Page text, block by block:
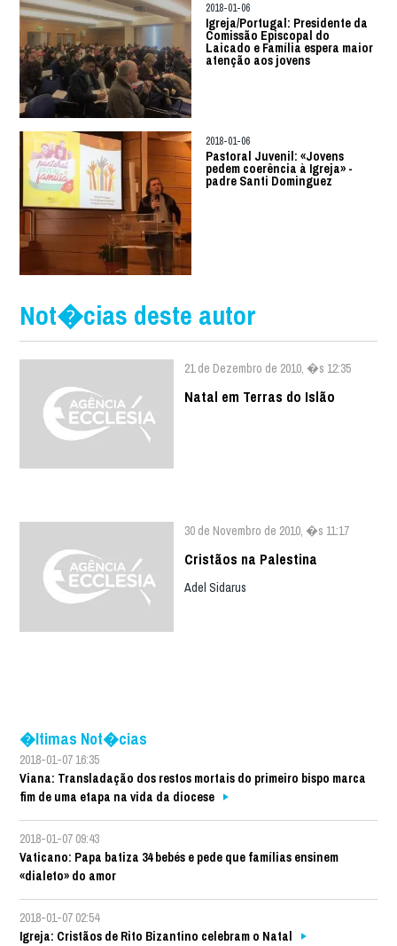
2018-01-06
Igreja/Portugal: Presidente da
Comissão Episcopal do
Laicado e Família espera maior
atenção aos jovens
2018-01-06
Pastoral Juvenil: «Jovens
pedem coerência à Igreja» -
padre Santi Dominguez
Not�cias deste autor
21 de Dezembro de 2010, �s 12:35
Natal em Terras do Islão
30 de Novembro de 2010, �s 11:17
Cristãos na Palestina
Adel Sidarus
�ltimas Not�cias
2018-01-07 16:35
Viana: Transladação dos restos mortais do primeiro bispo marca
fim de uma etapa na vida da diocese
2018-01-07 09:43
Vaticano: Papa batiza 34 bebés e pede que famílias ensinem
«dialeto» do amor
2018-01-07 02:54
Igreja: Cristãos de Rito Bizantino celebram o Natal